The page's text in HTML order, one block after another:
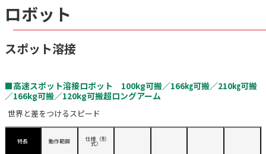
ロボット
スポット溶接
■高速スポット溶接ロボット 100kg可搬／166㎏可搬／210㎏可搬
／166kg可搬／120kg可搬超ロングアーム
世界と差をつけるスピード
特長 動作範囲 仕様（形
式）